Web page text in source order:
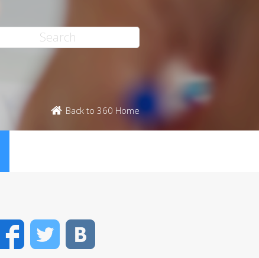
Back to 360 Home
FacebookTwitter